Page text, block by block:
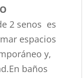
2 senos es
espacios
y,
baños